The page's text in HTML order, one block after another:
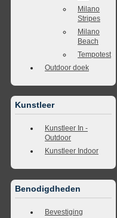
Milano
Stripes
Milano
Beach
Tempotest
Outdoor doek
Kunstleer
Kunstleer In -
Outdoor
Kunstleer Indoor
Benodigdheden
Bevestiging